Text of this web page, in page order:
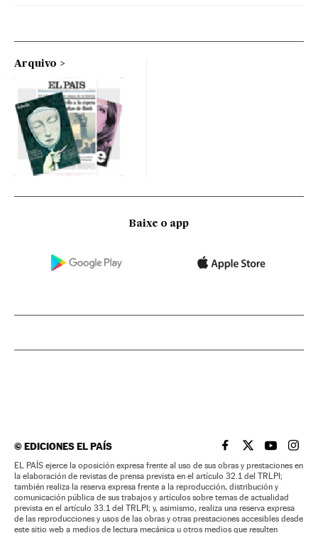
Arquivo
Baixe o app
©EDICIONES EL PAÍS EL PAÍS BRASIL EN
EL PAÍSEL PAÍS
EL
EL PAÍS ejerce la oposición expresa frente al uso de sus obras y prestaciones en
la elaboración de revistas de prensa prevista en el artículo 32.1 del TRLPI;
también realiza la reserva expresa frente a la reproducción, distribución y
comunicación pública de sus trabajos y artículos sobre temas de actualidad
prevista en el artículo 33.1 del TRLPI; y, asimismo, realiza una reserva expresa
de las reproducciones y usos de las obras y otras prestaciones accesibles desde
este sitio web a medios de lectura mecánica u otros medios que resulten